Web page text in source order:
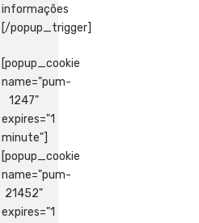
informações
[/popup_trigger]
[popup_cookie
name="pum-
1247"
expires="1
minute"]
[popup_cookie
name="pum-
21452"
expires="1